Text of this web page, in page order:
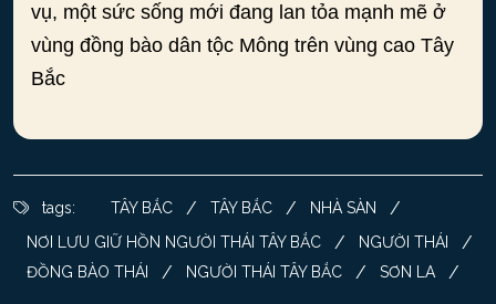
vụ, một sức sống mới đang lan tỏa mạnh mẽ ở
vùng đồng bào dân tộc Mông trên vùng cao Tây
Bắc
tags: TÂY BẮC / TÂY BẮC / NHÀ SÀN /
NƠI LƯU GIỮ HỒN NGƯỜI THÁI TÂY BẮC / NGƯỜI THÁI /
ĐỒNG BÀO THÁI / NGƯỜI THÁI TÂY BẮC / SƠN LA /